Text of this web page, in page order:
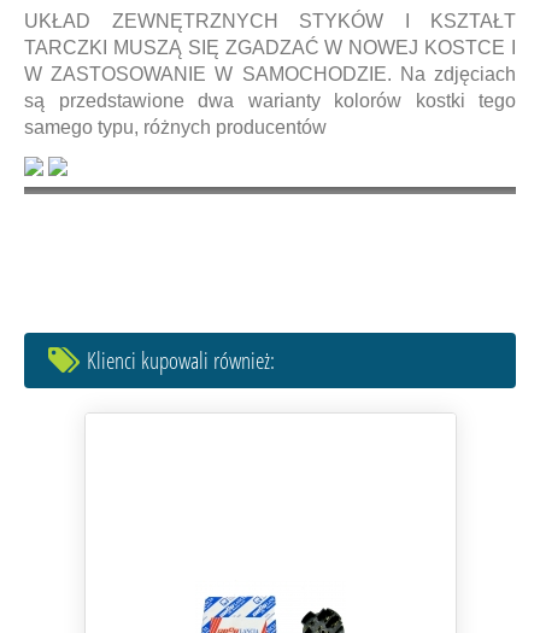
UKŁAD ZEWNĘTRZNYCH STYKÓW I KSZTAŁT
TARCZKI MUSZĄ SIĘ ZGADZAĆ W NOWEJ KOSTCE I
W ZASTOSOWANIE W SAMOCHODZIE. Na zdjęciach
są przedstawione dwa warianty kolorów kostki tego
samego typu, różnych producentów
Klienci kupowali również: